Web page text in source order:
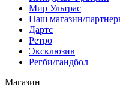
Мир Ультрас
Наш магазин/
Дартс
Ретро
Эксклюзив
Регби/гандбол
Магазин